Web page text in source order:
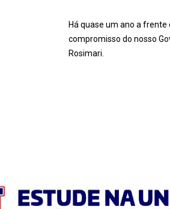
Há quase um ano a
compromisso do nosso
Rosimari.